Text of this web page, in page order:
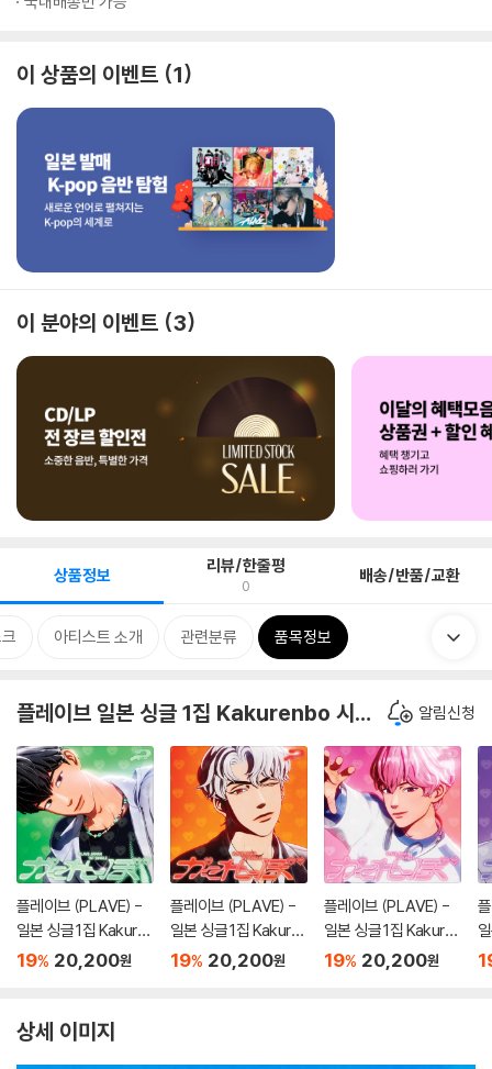
이 상품의 이벤트 1
이 분야의 이벤트 3
상품정보 리뷰/한줄평
0 배송/반품/교환
아티스트 소개 관련분류 품목정보
플레이브 일본 싱글 1집 Kakurenbo 시리즈 알림신청
플레이브 (PLAVE) -
일본 싱글 1집 Kakure
nbo [하민 HAMIN Ve
19% 20,200원
플레이브 (PLAVE) -
일본 싱글 1집 Kakure
nbo [은호 EUNHO Ve
19% 20,200원
플레이브 (PLAVE) -
일본 싱글 1집 Kakure
nbo [밤비 BAMBY Ve
19% 20,200원
상세 이미지